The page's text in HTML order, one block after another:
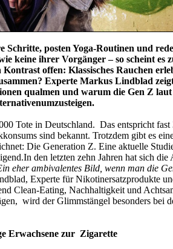
Schritte, posten Yoga-Routinen und
keine ihrer Vorgänger – so scheint es
Kontrast offen: Klassisches Rauchen
Experte Markus Lindblad
qualmen und warum die Gen Z
Tote in Deutschland. Das entspricht
sind bekannt. Trotzdem gibt es
Die Generation Z. Eine aktuelle
den letzten zehn Jahren hat sich
eher ambivalentes Bild, wenn man die
Experte für Nikotinersatzprodukte
Clean-Eating, Nachhaltigkeit und
wird der Glimmstängel besonders bei
Erwachsene zur Zigarette